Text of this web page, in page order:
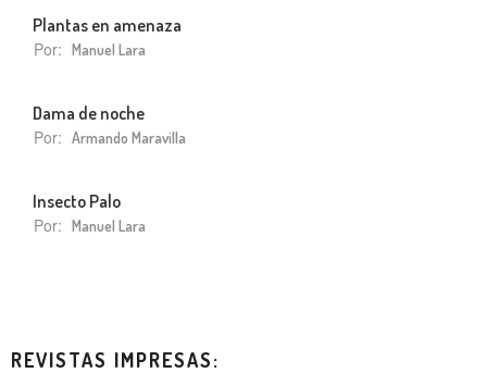
Plantas en amenaza
Por: Manuel Lara
Dama de noche
Por: Armando Maravilla
Insecto Palo
Por: Manuel Lara
REVISTAS IMPRESAS: